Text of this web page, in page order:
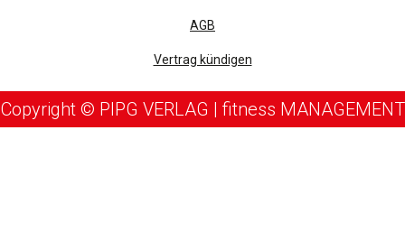
AGB
Vertrag kündigen
Copyright © PIPG VERLAG | fitness MANAGEMENT